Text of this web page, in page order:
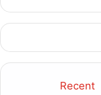
Recent